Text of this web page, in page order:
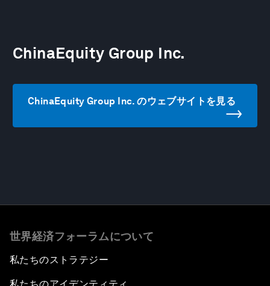
ChinaEquity Group Inc.
ChinaEquity Group Inc. のウェブサイトを見る
世界経済フォーラムについて
私たちのストラテジー